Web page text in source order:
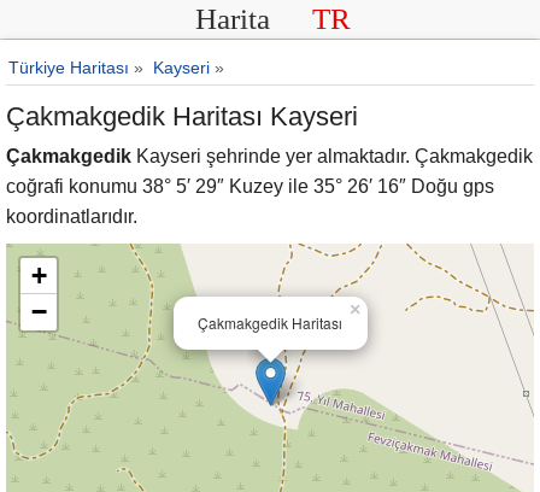
Harita TR
Türkiye Haritası » Kayseri »
Çakmakgedik Haritası Kayseri
Çakmakgedik Kayseri şehrinde yer almaktadır. Çakmakgedik
coğrafi konumu 38° 5′ 29″ Kuzey ile 35° 26′ 16″ Doğu gps
koordinatlarıdır.
Çakmakgedik Haritası
×
+
−